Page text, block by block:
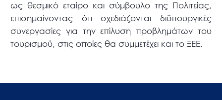
ως θεσμικό εταίρο και σύμβουλο της Πολιτείας,
επισημαίνοντας ότι σχεδιάζονται διϋπουργικές
συνεργασίες για την επίλυση προβλημάτων του
τουρισμού, στις οποίες θα συμμετέχει και το ΞΕΕ.